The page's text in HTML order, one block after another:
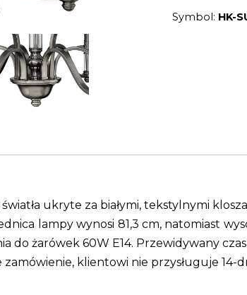
srebrny
Symbol: HK-
ukryte za białymi, tekstylnymi
lampy wynosi 81,3 cm, natomiast
do żarówek 60W E14. Przewidywany
klientowi nie przysługuje 14-